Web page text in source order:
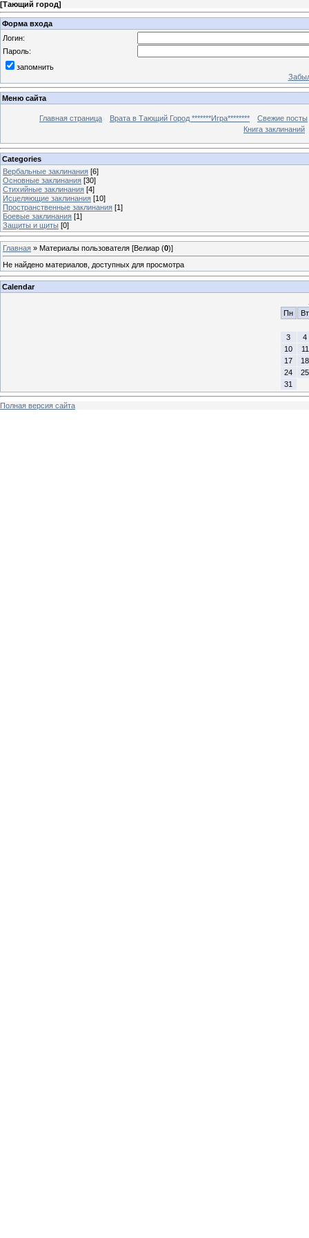
[Тающий город]
Форма входа
Логин:
Пароль:
запомнить
Меню сайта
Главная страница Врата в Тающий Город *******Игра********
Свежие посты
Книга заклинаний
Categories
Вербальные заклинания [6]
Основные заклинания [30]
Стихийные заклинания [4]
Исцеляющие заклинания [10]
Пространственные заклинания [1]
Боевые заклинания [1]
Защиты и щиты [0]
Главная » Материалы пользователя [Велиар (0)]
Не найдено материалов, доступных для просмотра
Calendar
Пн
Вт
3
4
10
11
17
18
24
25
31
Полная версия сайта